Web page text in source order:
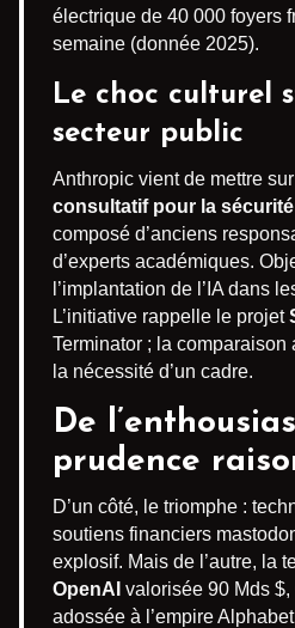
électrique de 40 000 foyers
semaine (donnée 2025).
Le choc culturel
secteur public
Anthropic vient de mettre
consultatif pour la
composé d’anciens
d’experts académiques.
l’implantation de l’IA dans
L’initiative rappelle le projet
Terminator ; la
la nécessité d’un cadre.
De
prudence
D’un côté, le triomphe :
soutiens financiers
explosif. Mais de l’autre, la
OpenAI valorisée 90 Mds $,
adossée à l’empire